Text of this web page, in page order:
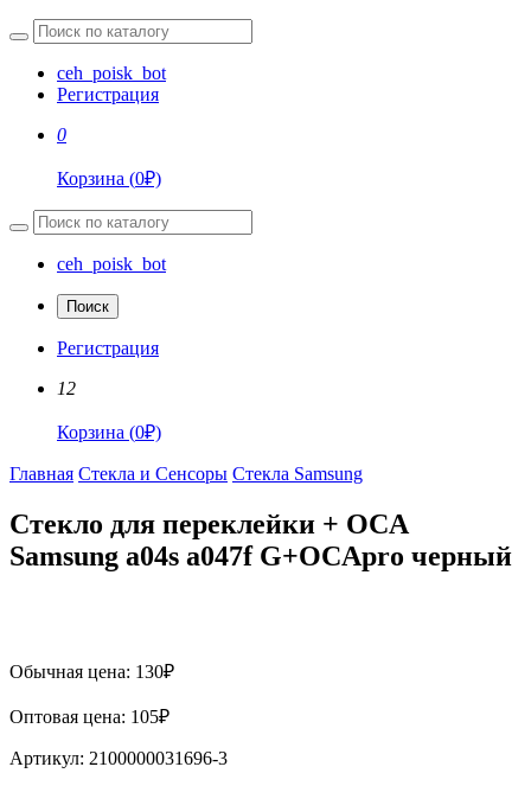
ceh_poisk_bot
Регистрация
0
Корзина (0₽)
ceh_poisk_bot
Поиск
Регистрация
12
Корзина (0₽)
Главная Стекла и Сенсоры Стекла Samsung
Стекло для переклейки + OCA
Samsung a04s a047f G+OCApro черный
Обычная цена: 130₽
Оптовая цена: 105₽
Артикул: 2100000031696-3